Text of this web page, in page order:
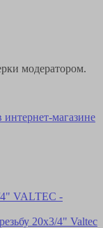
модератором.
20х3/4" Valteс